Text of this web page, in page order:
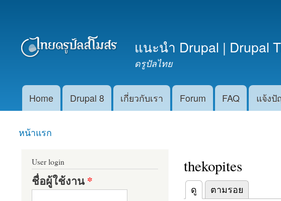
แนะนำ Drupal | Drupal
ดรูปัลไทย
Main menu
Home Drupal 8 เกี่ยวกับเรา Forum FAQ แจ้ง
คุณอยู่ที่นี่
หน้าแรก
thekopites
Primary tabs
ดู
(แท็บปัจจุบัน)ตามรอย
User login
ชื่อผู้ใช้งาน*